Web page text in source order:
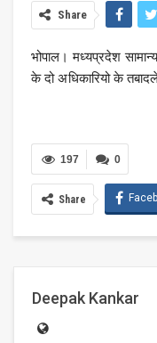
Share
भोपाल। मध्यप्रदेश
के दो अधिकारियो के
0
197
Share
Deepak Kankar